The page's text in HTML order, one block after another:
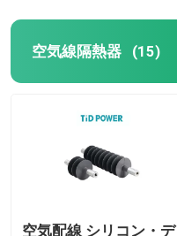
空気線隔熱器 (15)
空気配線 シリコン・デ